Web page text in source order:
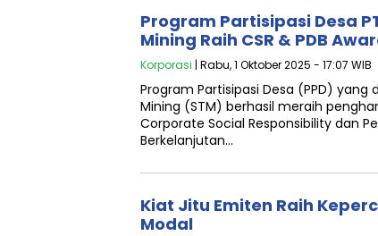
Program Partisipasi Desa
Mining Raih CSR & PDB
Korporasi | Rabu, 1 Oktober 2025 - 17:07 WIB
Program Partisipasi Desa (PPD) yang
Mining (STM) berhasil meraih
Corporate Social Responsibility dan
Berkelanjutan…
Kiat Jitu Emiten Raih
Modal